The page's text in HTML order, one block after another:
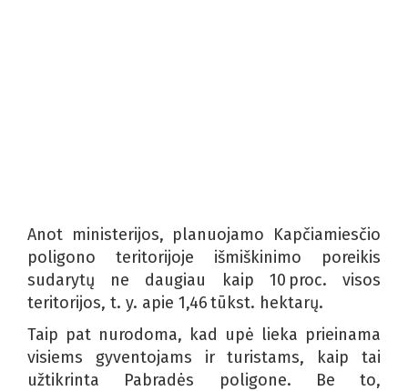
Anot ministerijos, planuojamo Kapčiamiesčio
poligono teritorijoje išmiškinimo poreikis
sudarytų ne daugiau kaip 10 proc. visos
teritorijos, t. y. apie 1,46 tūkst. hektarų.
Taip pat nurodoma, kad upė lieka prieinama
visiems gyventojams ir turistams, kaip tai
užtikrinta Pabradės poligone. Be to,